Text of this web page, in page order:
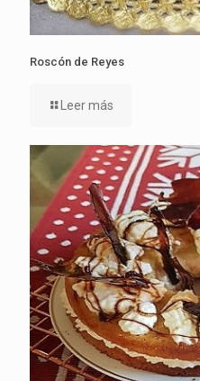
Roscón de Reyes
Leer más